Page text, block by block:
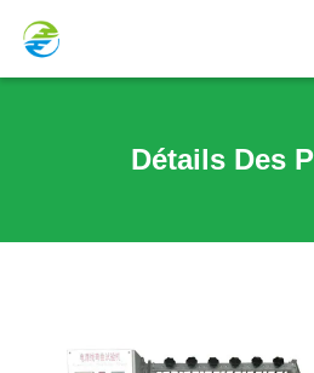
Détails Des